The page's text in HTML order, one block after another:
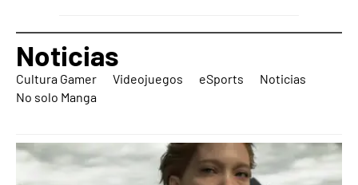
Noticias
Cultura Gamer Videojuegos eSports
Noticias
No solo Manga